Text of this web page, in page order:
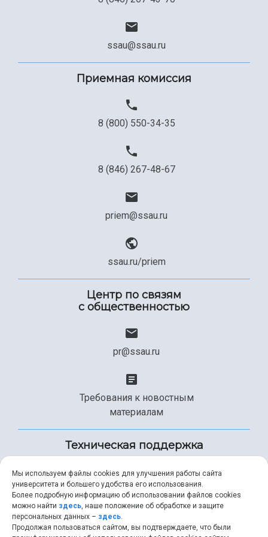
Сведения об образовательной организации
Официальные документы
ssau@ssau.ru
Приемная комиссия
8 (800) 550-34-35
8 (846) 267-48-67
priem@ssau.ru
ssau.ru/priem
Центр по связям
с общественностью
pr@ssau.ru
Требования к новостным
материалам
Техническая поддержка
+7 (846) 267-49-99
Мы используем файлы cookies для улучшения работы сайта
университета и большего удобства его использования.
Более подробную информацию об использовании файлов cookies
можно найти здесь, наше положение об обработке и защите
персональных данных – здесь.
Продолжая пользоваться сайтом, вы подтверждаете, что были